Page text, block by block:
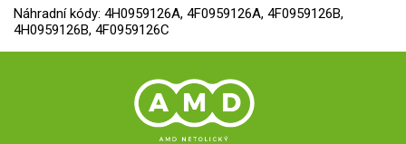
Náhradní kódy: 4H0959126A, 4F0959126A, 4F0959126B,
4H0959126B, 4F0959126C